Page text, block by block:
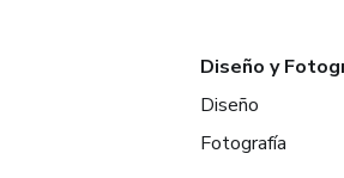
Diseño y
Diseño
Fotografía